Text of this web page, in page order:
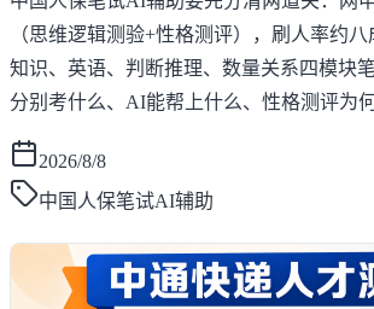
（思维逻辑测验+性格测评），刷人率约
知识、英语、判断推理、数量关系四模块
分别考什么、AI能帮上什么、性格测评为
2026/8/8
中国人保笔试AI辅助